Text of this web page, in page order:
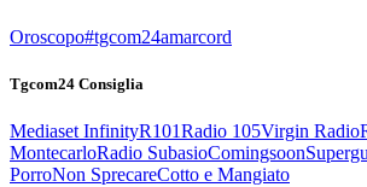
Oroscopo#tgcom24amarcord
Tgcom24 Consiglia
Mediaset InfinityR101Radio 105Virgin Radio
MontecarloRadio SubasioComingsoon
PorroNon SprecareCotto e Mangiato